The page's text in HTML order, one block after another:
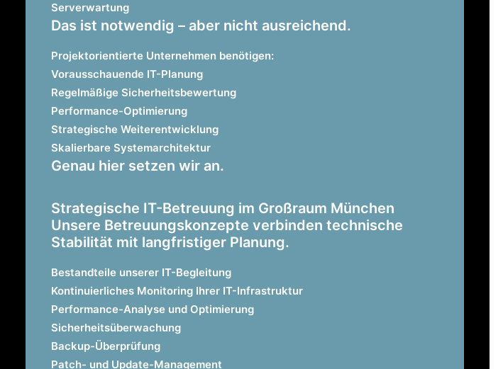
Serverwartung
Das ist notwendig – aber nicht ausreichend.
Projektorientierte Unternehmen benötigen:
Vorausschauende IT-Planung
Regelmäßige Sicherheitsbewertung
Performance-Optimierung
Strategische Weiterentwicklung
Skalierbare Systemarchitektur
Genau hier setzen wir an.
Strategische IT-Betreuung im Großraum München
Unsere Betreuungskonzepte verbinden technische
Stabilität mit langfristiger Planung.
Bestandteile unserer IT-Begleitung
Kontinuierliches Monitoring Ihrer IT-Infrastruktur
Performance-Analyse und Optimierung
Sicherheitsüberwachung
Backup-Überprüfung
Patch- und Update-Management